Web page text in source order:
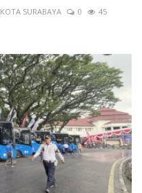
KOTA SURABAYA 0
45